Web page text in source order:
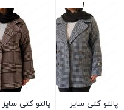
پالتو کتی سایز
پالتو کتی سایز